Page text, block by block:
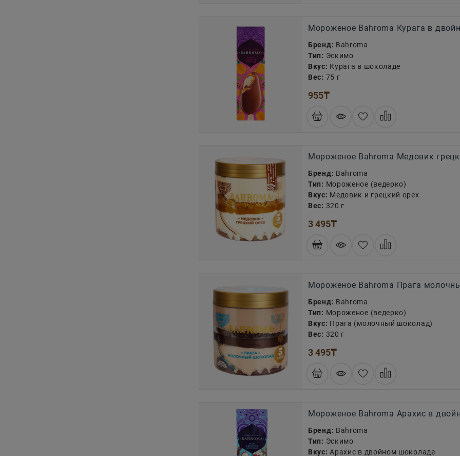
Мороженое Bahroma Курага в
Бренд: Bahroma
Тип: Эскимо
Вкус: Курага в шоколаде
Вес: 75 г
955₸
Мороженое Bahroma Медовик
Бренд: Bahroma
Тип: Мороженое (ведерко)
Вкус: Медовик и грецкий орех
Вес: 320 г
3 495₸
Мороженое Bahroma Прага
Бренд: Bahroma
Тип: Мороженое (ведерко)
Вкус: Прага (молочный шоколад)
Вес: 320 г
3 495₸
Мороженое Bahroma Арахис в
Бренд: Bahroma
Тип: Эскимо
Вкус: Арахис в двойном шоколаде